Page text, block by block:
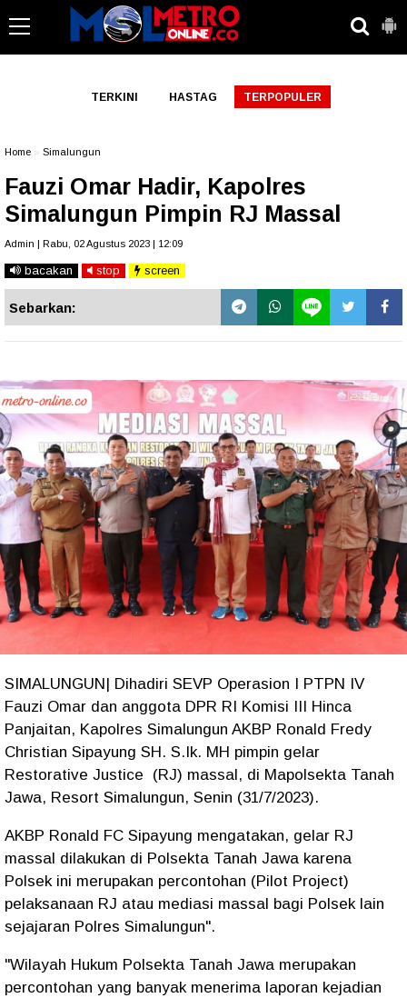
TERKINI HASTAG TERPOPULER
Home Simalungun
Fauzi Omar Hadir, Kapolres
Simalungun Pimpin RJ Massal
Admin | Rabu, 02 Agustus 2023 | 12:09
bacakan stop screen
Sebarkan:
SIMALUNGUN| Dihadiri SEVP Operasion I PTPN IV
Fauzi Omar dan anggota DPR RI Komisi III Hinca
Panjaitan, Kapolres Simalungun AKBP Ronald Fredy
Christian Sipayung SH. S.Ik. MH pimpin gelar
Restorative Justice (RJ) massal, di Mapolsekta Tanah
Jawa, Resort Simalungun, Senin (31/7/2023).
AKBP Ronald FC Sipayung mengatakan, gelar RJ
massal dilakukan di Polsekta Tanah Jawa karena
Polsek ini merupakan percontohan (Pilot Project)
pelaksanaan RJ atau mediasi massal bagi Polsek lain
sejajaran Polres Simalungun".
"Wilayah Hukum Polsekta Tanah Jawa merupakan
percontohan yang banyak menerima laporan kejadian